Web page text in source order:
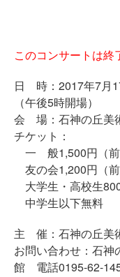
このコンサートは終
日 時：2017年7月
（午後5時開場）
会 場：石神の丘美
チケット：
一 般1,500円（前
友の会1,200円（前
大学生・高校生
中学生以下無料
主 催：石神の丘美
お問い合わせ：石神
館 電話0195-62-